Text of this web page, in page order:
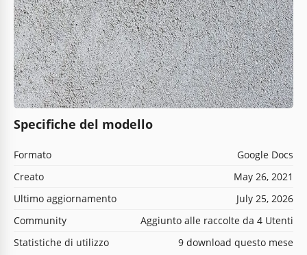
Specifiche del modello
Formato
Google Docs
Creato
May 26, 2021
Ultimo aggiornamento
July 25, 2026
Community
Aggiunto alle raccolte da 4 Utenti
Statistiche di utilizzo
9 download questo mese